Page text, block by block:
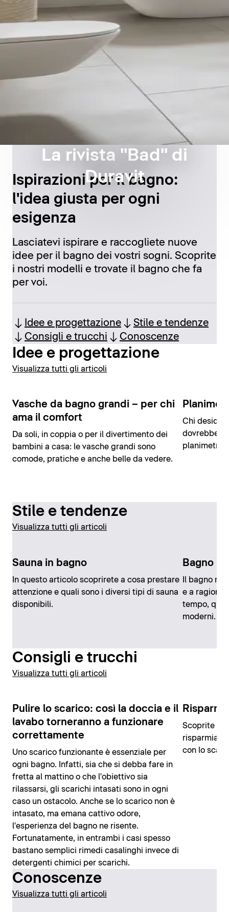
La rivista "Bad" di
Duravit
Ispirazioni per il bagno:
l'idea giusta per ogni
esigenza
Lasciatevi ispirare e raccogliete nuove
idee per il bagno dei vostri sogni. Scoprite
i nostri modelli e trovate il bagno che fa
per voi.
Idee e progettazione
Stile e tendenze
Consigli e trucchi
Conoscenze
Idee e progettazione
Visualizza tutti gli articoli
Vasche da bagno grandi – per chi
ama il comfort
Da soli, in coppia o per il divertimento dei
bambini a casa: le vasche grandi sono
comode, pratiche e anche belle da vedere.
Chi
dovrebbe
planimetria
Stile e tendenze
Visualizza tutti gli articoli
Sauna in bagno
In questo articolo scoprirete a cosa prestare
attenzione e quali sono i diversi tipi di sauna
disponibili.
Bagno in
Il bagno
e a
tempo,
moderni.
Consigli e trucchi
Visualizza tutti gli articoli
Pulire lo scarico: così la doccia e il
lavabo torneranno a funzionare
correttamente
Uno scarico funzionante è essenziale per
ogni bagno. Infatti, sia che si debba fare in
fretta al mattino o che l'obiettivo sia
rilassarsi, gli scarichi intasati sono in ogni
caso un ostacolo. Anche se lo scarico non è
intasato, ma emana cattivo odore,
l'esperienza del bagno ne risente.
Fortunatamente, in entrambi i casi spesso
bastano semplici rimedi casalinghi invece di
detergenti chimici per scarichi.
Scoprite i
risparmiare
con lo
Conoscenze
Visualizza tutti gli articoli